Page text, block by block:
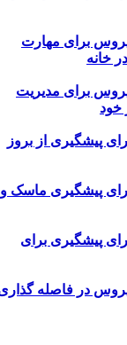
برای مهارت
خانه
برای مدیریت
پیشگیری از بروز
پیشگیری ماسک و
پیشگیری برای
در فاصله گذاری